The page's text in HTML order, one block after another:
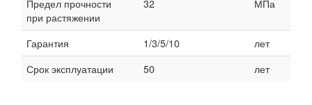
Предел прочности
при растяжении
32 МПа
Гарантия 1/3/5/10
лет
Срок эксплуатации
50 лет